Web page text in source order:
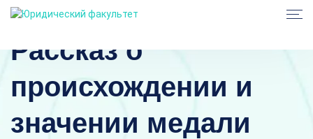
Рассказ о
происхождении и
значении медали